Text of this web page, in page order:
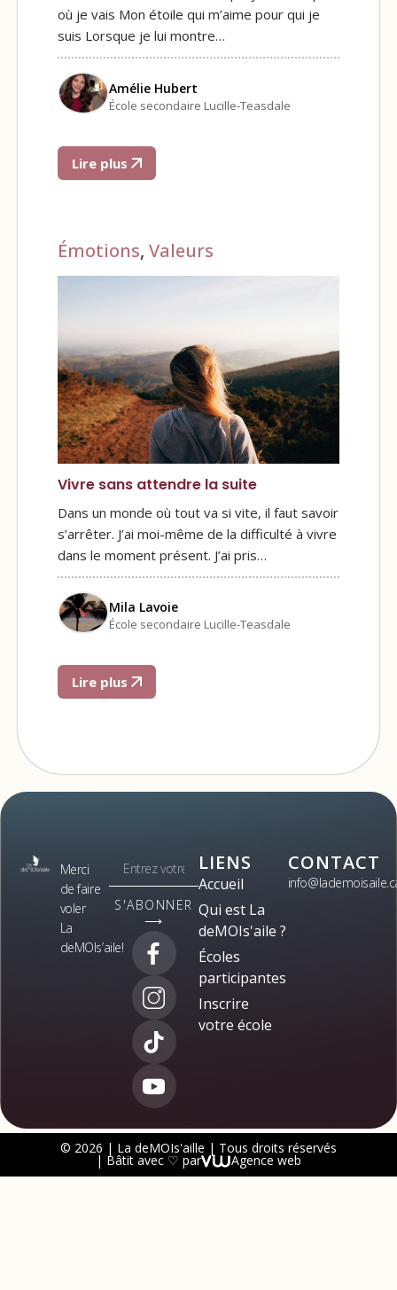
où je vais Mon étoile qui m’aime pour qui je
suis Lorsque je lui montre…
Amélie Hubert
École secondaire Lucille-Teasdale
Lire plus
Émotions, Valeurs
Vivre sans attendre la suite
Dans un monde où tout va si vite, il faut savoir
s’arrêter. J’ai moi-même de la difficulté à vivre
dans le moment présent. J’ai pris…
Mila Lavoie
École secondaire Lucille-Teasdale
Lire plus
Merci
de faire
voler
La
deMOIs’aile!
S'ABONNER
⟶
LIENS
Accueil
Qui est La
deMOIs'aile ?
Écoles
participantes
Inscrire
votre école
CONTACT
© 2026 | La deMOIs'aille | Tous droits réservés
| Bâtit avec ♡ par Agence web